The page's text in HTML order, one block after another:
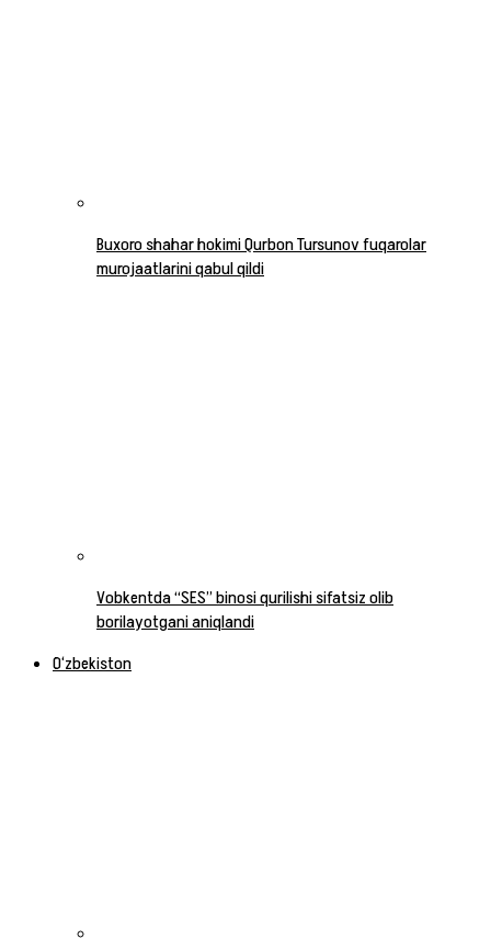
Buxoro shahar hokimi Qurbon Tursunov fuqarolar
murojaatlarini qabul qildi
Vobkentda “SES” binosi qurilishi sifatsiz olib
borilayotgani aniqlandi
O‘zbekiston